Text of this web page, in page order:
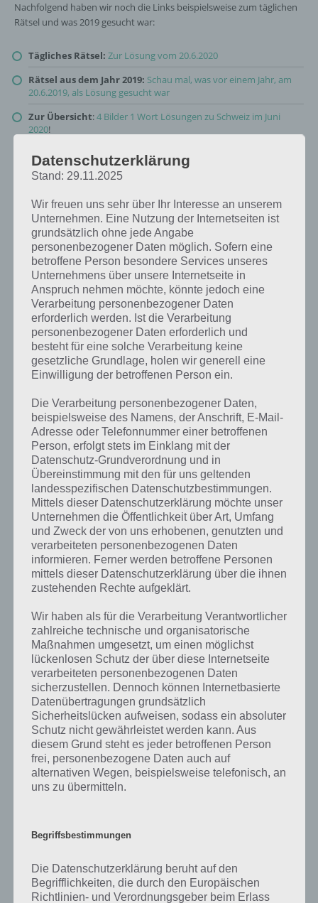
Nachfolgend haben wir noch die Links beispielsweise zum täglichen
Rätsel und was 2019 gesucht war:
Tägliches Rätsel: Zur Lösung vom 20.6.2020
Rätsel aus dem Jahr 2019: Schau mal, was vor einem Jahr, am
20.6.2019, als Lösung gesucht war
Zur Übersicht:4 Bilder 1 Wort Lösungen zu Schweiz im Juni
2020!
Kurze Begriffserklärung zur Lösung Loipe
Loipe ist die Lösung für das tägliche Bonus Rätsel am 20.6.2020 in 4
Bilder 1 Wort, doch welche Bedeutung hat dieses eigentlich und was
gibt es dazu zu wissen? Passt das Wort auch zu Schweiz? Zu
bestimmten Lösungen präsentieren wir daher auch immer eine
Der Begriff “Loipe” ist eine oberflächliche Eindeutschung des
norwegischen “løype”, was ursprünglich “eine steile Rinne, in der die
gefällten Bäume in ins Tal rutschen” bedeutet, und leitet sich vom
Verb “laufen” bzw. seiner ursächlichen Form ab.
Eine speziell für den Skilanglauf präparierte Piste ist eine Loipe.
Heute geschieht dies meist mit Loipenspurgeräten, dass meistens 2
parallel gelegen Rillen fährt. In diese Rillen, genannt Loipe, fahren die
Langläufer,
Breite ca. 42-45 mm bzw. 45-50 mm für Tourenski. Diese etwas
Wintersportorte bieten meist mehrere Loipen unterschiedlicher
Streckenabschnitte. Schwierigere Trails gabeln sich in längere
Abstecher. Daraus könnte ein Netz von über 100 km Loipe
Datenschutzerklärung
Stand: 29.11.2025
Wir freuen uns sehr über Ihr Interesse an unserem
Unternehmen. Eine Nutzung der Internetseiten ist
grundsätzlich ohne jede Angabe
personenbezogener Daten möglich. Sofern eine
betroffene Person besondere Services unseres
Unternehmens über unsere Internetseite in
Anspruch nehmen möchte, könnte jedoch eine
Verarbeitung personenbezogener Daten
erforderlich werden. Ist die Verarbeitung
personenbezogener Daten erforderlich und
besteht für eine solche Verarbeitung keine
gesetzliche Grundlage, holen wir generell eine
Einwilligung der betroffenen Person ein.
Die Verarbeitung personenbezogener Daten,
beispielsweise des Namens, der Anschrift, E-Mail-
Adresse oder Telefonnummer einer betroffenen
Person, erfolgt stets im Einklang mit der
Datenschutz-Grundverordnung und in
Übereinstimmung mit den für uns geltenden
landesspezifischen Datenschutzbestimmungen.
Mittels dieser Datenschutzerklärung möchte unser
Unternehmen die Öffentlichkeit über Art, Umfang
und Zweck der von uns erhobenen, genutzten und
verarbeiteten personenbezogenen Daten
informieren. Ferner werden betroffene Personen
mittels dieser Datenschutzerklärung über die ihnen
zustehenden Rechte aufgeklärt.
Wir haben als für die Verarbeitung Verantwortlicher
zahlreiche technische und organisatorische
Maßnahmen umgesetzt, um einen möglichst
lückenlosen Schutz der über diese Internetseite
verarbeiteten personenbezogenen Daten
sicherzustellen. Dennoch können Internetbasierte
Datenübertragungen grundsätzlich
Sicherheitslücken aufweisen, sodass ein absoluter
Schutz nicht gewährleistet werden kann. Aus
diesem Grund steht es jeder betroffenen Person
frei, personenbezogene Daten auch auf
alternativen Wegen, beispielsweise telefonisch, an
uns zu übermitteln.
Begriffsbestimmungen
Die Datenschutzerklärung beruht auf den
Begrifflichkeiten, die durch den Europäischen
Richtlinien- und Verordnungsgeber beim Erlass